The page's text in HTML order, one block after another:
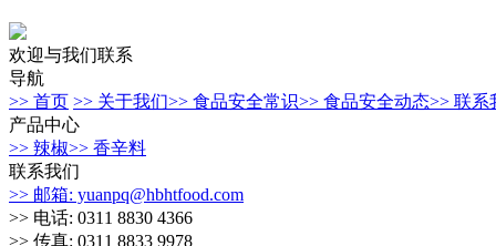
欢迎与我们联系
导航
>> 首页 >> 关于我们>> 食品安全常识>> 食品安全动态>> 联系
产品中心
>> 辣椒>> 香辛料
联系我们
>> 邮箱: yuanpq@hbhtfood.com
>> 电话: 0311 8830 4366
>> 传真: 0311 8833 9978